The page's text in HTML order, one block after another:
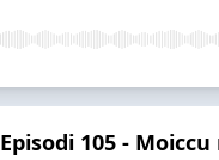
Episodi 105 -